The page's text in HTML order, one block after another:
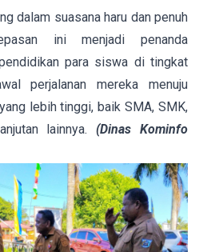
dalam suasana haru dan penuh
ini menjadi penanda
para siswa di tingkat
perjalanan mereka menuju
lebih tinggi, baik SMA, SMK,
lainnya.(Dinas Kominfo